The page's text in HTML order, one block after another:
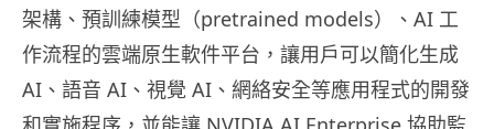
架構、預訓練模型（pretrained models）、AI 工
作流程的雲端原生軟件平台，讓用戶可以簡化生成
AI、語音 AI、視覺 AI、網絡安全等應用程式的開發